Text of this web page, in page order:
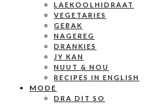
LAEKOOLHIDRAAT
VEGETARIES
GEBAK
NAGEREG
DRANKIES
JY KAN
NUUT & NOU
RECIPES IN ENGLISH
MODE
DRA DIT SO